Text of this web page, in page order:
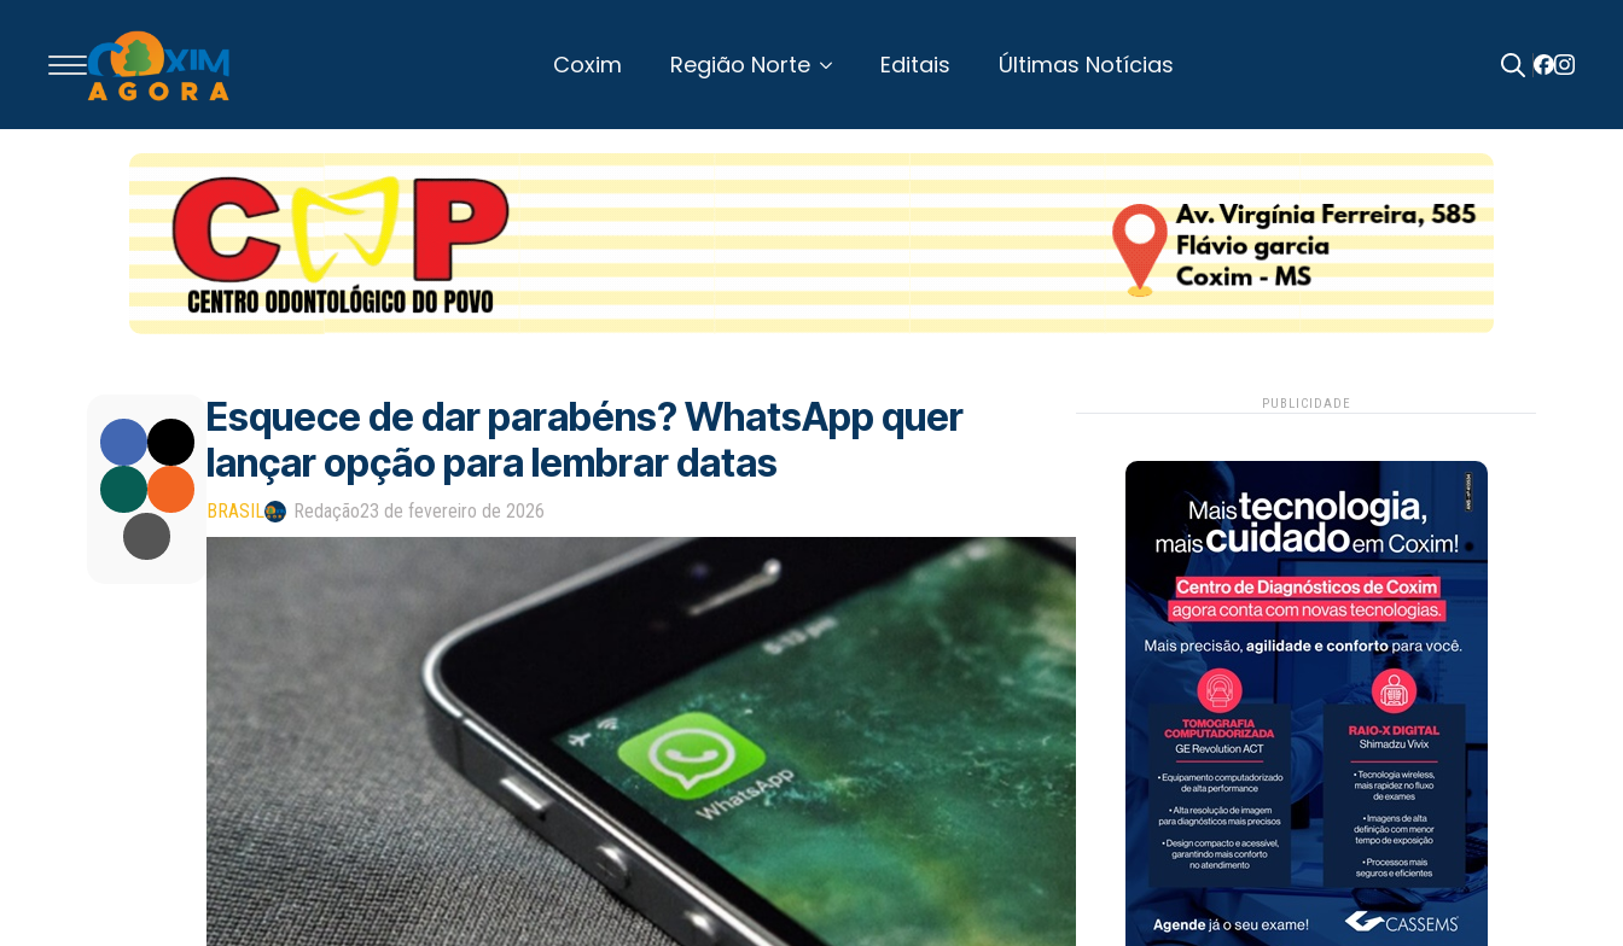
Coxim Região Norte Editais Últimas Notícias
Esquece de dar parabéns? WhatsApp quer
lançar opção para lembrar datas
BRASIL Redação23 de fevereiro de 2026
PUBLICIDADE